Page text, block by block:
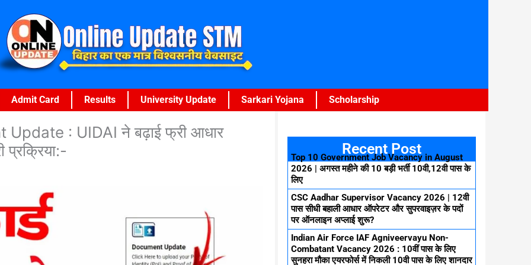
Admit Card Results University Update Sarkari Yojana Scholarship
: UIDAI ने बढ़ाई फ्री आधार
Recent Post
Top 10 Government Job Vacancy in August
2026 | अगस्त महीने की 10 बड़ी भर्ती 10वी,12वी पास के
लिए
CSC Aadhar Supervisor Vacancy 2026 | 12वी
पास सीधी बहाली आधार ऑपरेटर और सुपरवाइज़र के पदों
पर ऑनलाइन अप्लाई शुरू?
Indian Air Force IAF Agniveervayu Non-
Combatant Vacancy 2026 : 10वीं पास के लिए
सुनहरा मौका एयरफोर्स में निकली 10वी पास के लिए शानदार